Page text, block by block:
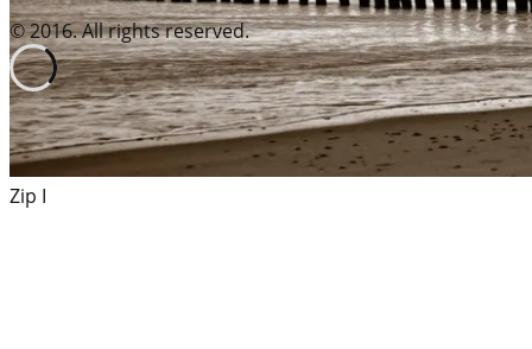
Misty Morning IV
Zip I
© 2016. All rights reserved.